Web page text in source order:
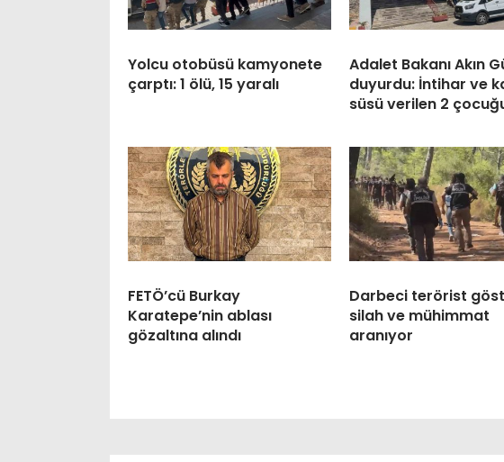
Yolcu otobüsü kamyonete
çarptı: 1 ölü, 15 yaralı
Adalet Bakanı Akın
duyurdu: İntihar ve
süsü verilen 2
FETÖ’cü Burkay
Karatepe’nin ablası
gözaltına alındı
Darbeci terörist
silah ve mühimmat
aranıyor